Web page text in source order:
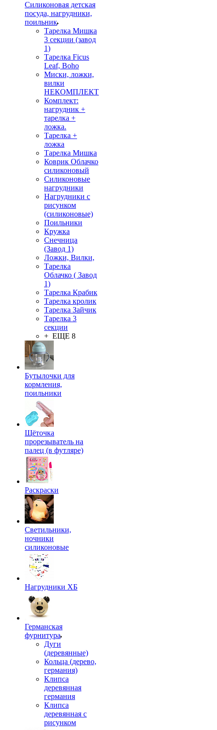
Силиконовая детская
посуда, нагрудники,
поильник
Тарелка Мишка
3 секции (завод
1)
Тарелка Ficus
Leaf, Boho
Миски, ложки,
вилки
НЕКОМПЛЕКТ
Комплект:
нагрудник +
тарелка +
ложка.
Тарелка +
ложка
Тарелка Мишка
Коврик Облачко
силиконовый
Силиконовые
нагрудники
Нагрудники с
рисунком
(силиконовые)
Поильники
Кружка
Снечница
(Завод 1)
Ложки, Вилки,
Тарелка
Облачко ( Завод
1)
Тарелка Крабик
Тарелка кролик
Тарелка Зайчик
Тарелка 3
секции
+ ЕЩЕ 8
Бутылочки для
кормления,
поильники
Щёточка
прорезыватель на
палец (в футляре)
Раскраски
Светильники,
ночники
силиконовые
Нагрудники ХБ
Германская
фурнитура
Дуги
(деревянные)
Кольца (дерево,
германия)
Клипса
деревянная
германия
Клипса
деревянная с
рисунком